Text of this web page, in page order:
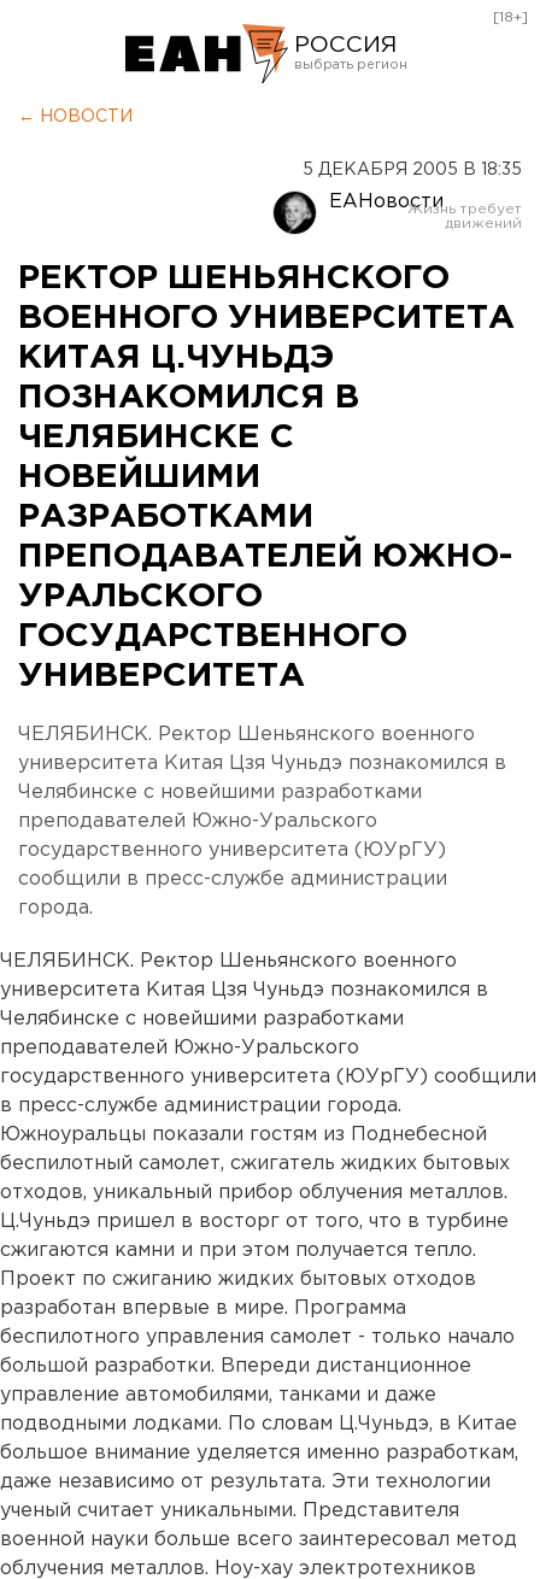
РОССИЯ
Оренбург
[18+]
← НОВОСТИ
5 ДЕКАБРЯ 2005 В 18:35
ЕАНовости
РЕКТОР ШЕНЬЯНСКОГО
ВОЕННОГО УНИВЕРСИТЕТА
КИТАЯ Ц.ЧУНЬДЭ
ПОЗНАКОМИЛСЯ В
ЧЕЛЯБИНСКЕ С
НОВЕЙШИМИ
РАЗРАБОТКАМИ
ПРЕПОДАВАТЕЛЕЙ ЮЖНО-
УРАЛЬСКОГО
ГОСУДАРСТВЕННОГО
УНИВЕРСИТЕТА
ЧЕЛЯБИНСК. Ректор Шеньянского военного
университета Китая Цзя Чуньдэ познакомился в
Челябинске с новейшими разработками
преподавателей Южно-Уральского
государственного университета (ЮУрГУ)
сообщили в пресс-службе администрации
города.
ЧЕЛЯБИНСК. Ректор Шеньянского военного
университета Китая Цзя Чуньдэ познакомился в
Челябинске с новейшими разработками
преподавателей Южно-Уральского
государственного университета (ЮУрГУ) сообщили
в пресс-службе администрации города.
Южноуральцы показали гостям из Поднебесной
беспилотный самолет, сжигатель жидких бытовых
отходов, уникальный прибор облучения металлов.
Ц.Чуньдэ пришел в восторг от того, что в турбине
сжигаются камни и при этом получается тепло.
Проект по сжиганию жидких бытовых отходов
разработан впервые в мире. Программа
беспилотного управления самолет - только начало
большой разработки. Впереди дистанционное
управление автомобилями, танками и даже
подводными лодками. По словам Ц.Чуньдэ, в Китае
большое внимание уделяется именно разработкам,
даже независимо от результата. Эти технологии
ученый считает уникальными. Представителя
военной науки больше всего заинтересовал метод
облучения металлов. Ноу-хау электротехников